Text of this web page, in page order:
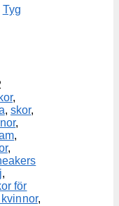
Tyg
,
, skor,
,
,
,
,
för
,